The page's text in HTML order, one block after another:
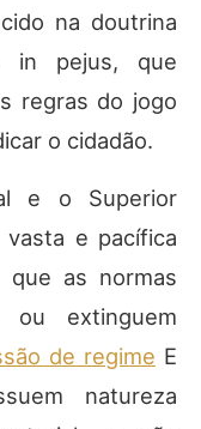
na doutrina
in pejus, que
regras do jogo
o cidadão.
e o Superior
e pacífica
que as normas
ou extinguem
de regime E
natureza